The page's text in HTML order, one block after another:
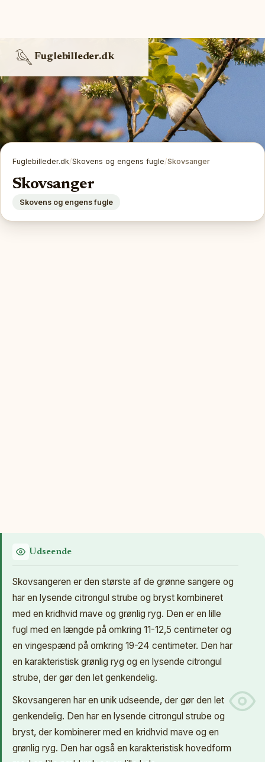
Fuglebilleder.dk
Fuglebilleder.dk/Skovens og engens fugle/Skovsanger
Skovsanger
Skovens og engens fugle
Udseende
Skovsangeren er den største af de grønne sangere og
har en lysende citrongul strube og bryst kombineret
med en kridhvid mave og grønlig ryg. Den er en lille
fugl med en længde på omkring 11-12,5 centimeter og
en vingespænd på omkring 19-24 centimeter. Den har
en karakteristisk grønlig ryg og en lysende citrongul
strube, der gør den let genkendelig.
Skovsangeren har en unik udseende, der gør den let
genkendelig. Den har en lysende citrongul strube og
bryst, der kombinerer med en kridhvid mave og en
grønlig ryg. Den har også en karakteristisk hovedform